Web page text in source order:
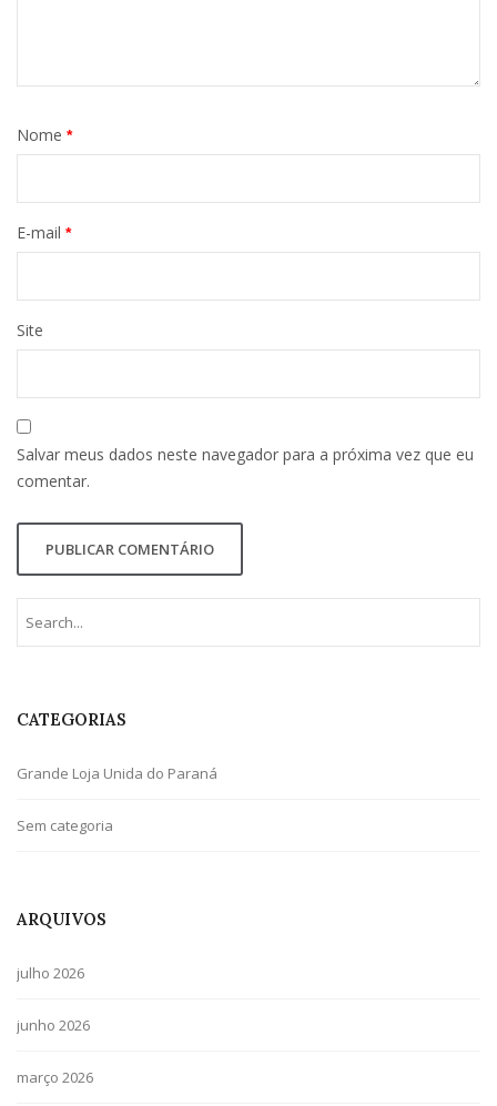
Nome *
E-mail *
Site
Salvar meus dados neste navegador para a próxima vez que eu
comentar.
CATEGORIAS
Grande Loja Unida do Paraná
Sem categoria
ARQUIVOS
julho 2026
junho 2026
março 2026